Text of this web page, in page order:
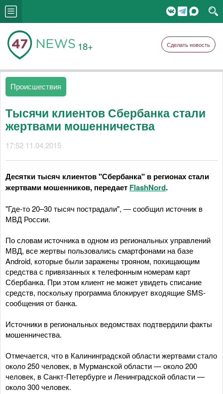
18+ Сделать новость
Происшествия
Тысячи клиентов Сбербанка стали
жертвами мошенничества
17:52 11.04.2015
Десятки тысяч клиентов "Сбербанка" в регионах стали
жертвами мошенников, передает FlashNord.
"Где-то 20–30 тысяч пострадали", — сообщил источник в
МВД России.
По словам источника в одном из региональных управлений
МВД, все жертвы пользовались смартфонами на базе
Android, которые были заражены трояном, похищающим
средства с привязанных к телефонным номерам карт
Сбербанка. При этом клиент не может увидеть списание
средств, поскольку программа блокирует входящие SMS-
сообщения от банка.
Источники в региональных ведомствах подтвердили факты
мошенничества.
Отмечается, что в Калининградской области жертвами стало
около 250 человек, в Мурманской области — около 200
человек, в Санкт-Петербурге и Ленинградской области —
около 300 человек.